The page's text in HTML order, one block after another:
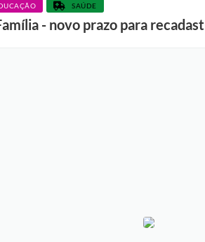
SAÚDE
- novo prazo para